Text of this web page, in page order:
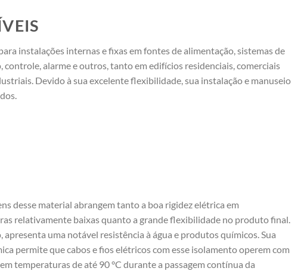
instalações internas e fixas em fontes de alimentação, sistemas de
controle, alarme e outros, tanto em edifícios residenciais, comerciais
Devido à sua excelente flexibilidade, sua instalação e manuseio
desse material abrangem tanto a boa rigidez elétrica em
relativamente baixas quanto a grande flexibilidade no produto final.
apresenta uma notável resistência à água e produtos químicos. Sua
permite que cabos e fios elétricos com esse isolamento operem com
temperaturas de até 90 °C durante a passagem contínua da